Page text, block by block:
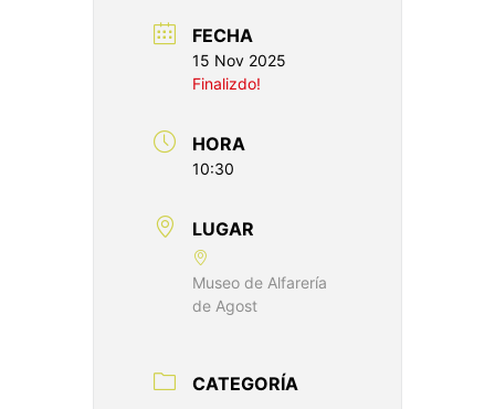
FECHA
15 Nov 2025
Finalizdo!
HORA
10:30
LUGAR
Museo de Alfarería
de Agost
CATEGORÍA